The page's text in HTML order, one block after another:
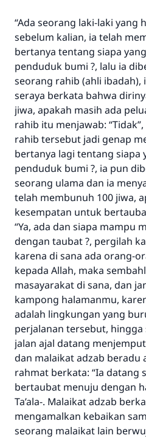
“Ada seorang laki-laki yang
sebelum kalian, ia telah
bertanya tentang siapa
penduduk bumi ?, lalu ia
seorang rahib (ahli ibadah),
seraya berkata bahwa
jiwa, apakah masih ada
rahib itu menjawab:
rahib tersebut jadi genap
bertanya lagi tentang siapa
penduduk bumi ?, ia pun
seorang ulama dan ia
telah membunuh 100 jiwa,
kesempatan untuk
“Ya, ada dan siapa mampu
dengan taubat ?, pergilah
karena di sana ada orang-
kepada Allah, maka
masayarakat di sana, dan
kampong halamanmu,
adalah lingkungan yang
perjalanan tersebut,
jalan ajal datang
dan malaikat adzab beradu
rahmat berkata: “Ia datang
bertaubat menuju dengan
Ta’ala-. Malaikat adzab
mengamalkan kebaikan
seorang malaikat lain